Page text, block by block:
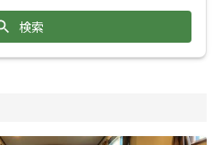
検索